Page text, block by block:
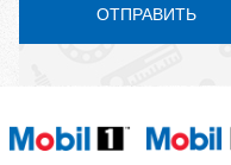
ОТПРАВИТЬ